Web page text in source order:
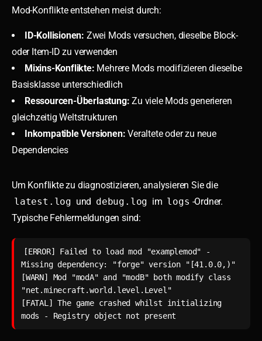
Mod-Konflikte entstehen meist durch:
ID-Kollisionen: Zwei Mods versuchen, dieselbe Block-
oder Item-ID zu verwenden
Mixins-Konflikte: Mehrere Mods modifizieren dieselbe
Basisklasse unterschiedlich
Ressourcen-Überlastung: Zu viele Mods generieren
gleichzeitig Weltstrukturen
Inkompatible Versionen: Veraltete oder zu neue
Dependencies
Um Konflikte zu diagnostizieren, analysieren Sie die
latest.log und debug.log im logs -Ordner.
Typische Fehlermeldungen sind:
[ERROR] Failed to load mod "examplemod" -
Missing dependency: "forge" version "[41.0.0,)"
[WARN] Mod "modA" and "modB" both modify class
"net.minecraft.world.level.Level"
[FATAL] The game crashed whilst initializing
mods - Registry object not present